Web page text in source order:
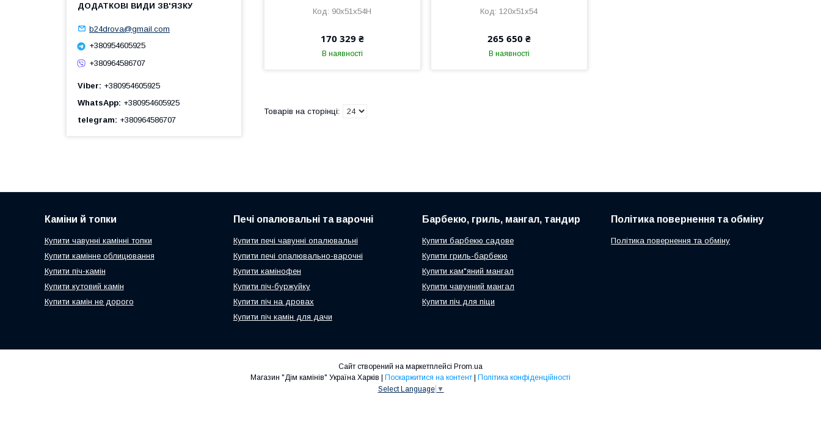
90x51x54H
170 329 ₴
В наявності
120х51х54
265 650 ₴
В наявності
b24drova@gmail.com
+380954605925
+380964586707
Viber
+380954605925
WhatsApp +380954605925
telegram
+380964586707
Каміни й топки
Купити чавунні камінні топки
Купити камінне облицювання
Купити піч-камін
Купити кутовий камін
Купити камін не дорого
Печі опалювальні та варочні
Купити печі чавунні опалювальні
Купити печі опалювально-варочні
Купити камінофен
Купити піч-буржуйку
Купити піч на дровах
Купити піч камін для дачи
Барбекю, гриль, мангал, тандир
Купити барбекю садове
Купити гриль-барбекю
Купити кам"яний мангал
Купити чавунний мангал
Купити піч для піци
Політика повернення та обміну
Політика повернення та обміну
Сайт створений на маркетплейсі Prom.ua
Поскаржитися на контент
Політика конфіденційності
Select Language ▼